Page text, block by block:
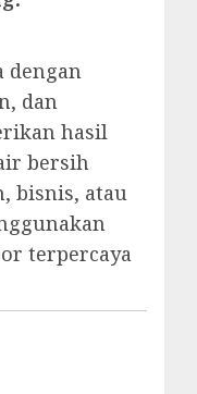
dengan
dan
hasil
bersih
bisnis, atau
terpercaya